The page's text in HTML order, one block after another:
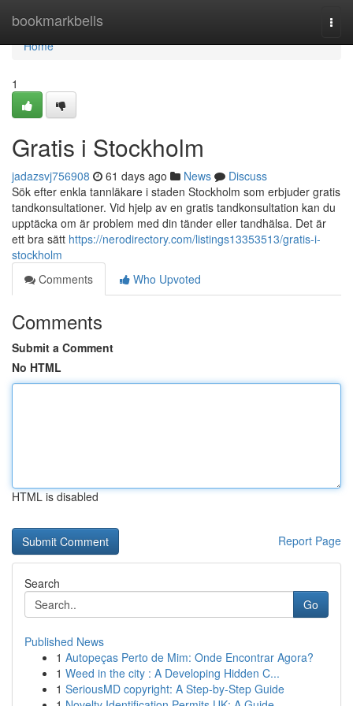
bookmarkbells
Home
Home
1
Gratis i Stockholm
jadazsvj756908 61 days ago News
Discuss
Sök efter enkla tannläkare i staden Stockholm som erbjuder gratis
tandkonsultationer. Vid hjelp av en gratis tandkonsultation kan du
upptäcka om är problem med din tänder eller tandhälsa. Det är
ett bra sätt https://nerodirectory.com/listings13353513/gratis-i-
stockholm
Comments
Who Upvoted
Comments
Submit a Comment
No HTML
HTML is disabled
Report Page
Search
Go
Published News
1 Autopeças Perto de Mim: Onde Encontrar Agora?
1 Weed in the city : A Developing Hidden C...
1 SeriousMD copyright: A Step-by-Step Guide